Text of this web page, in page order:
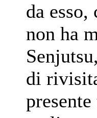
da
non ha
di